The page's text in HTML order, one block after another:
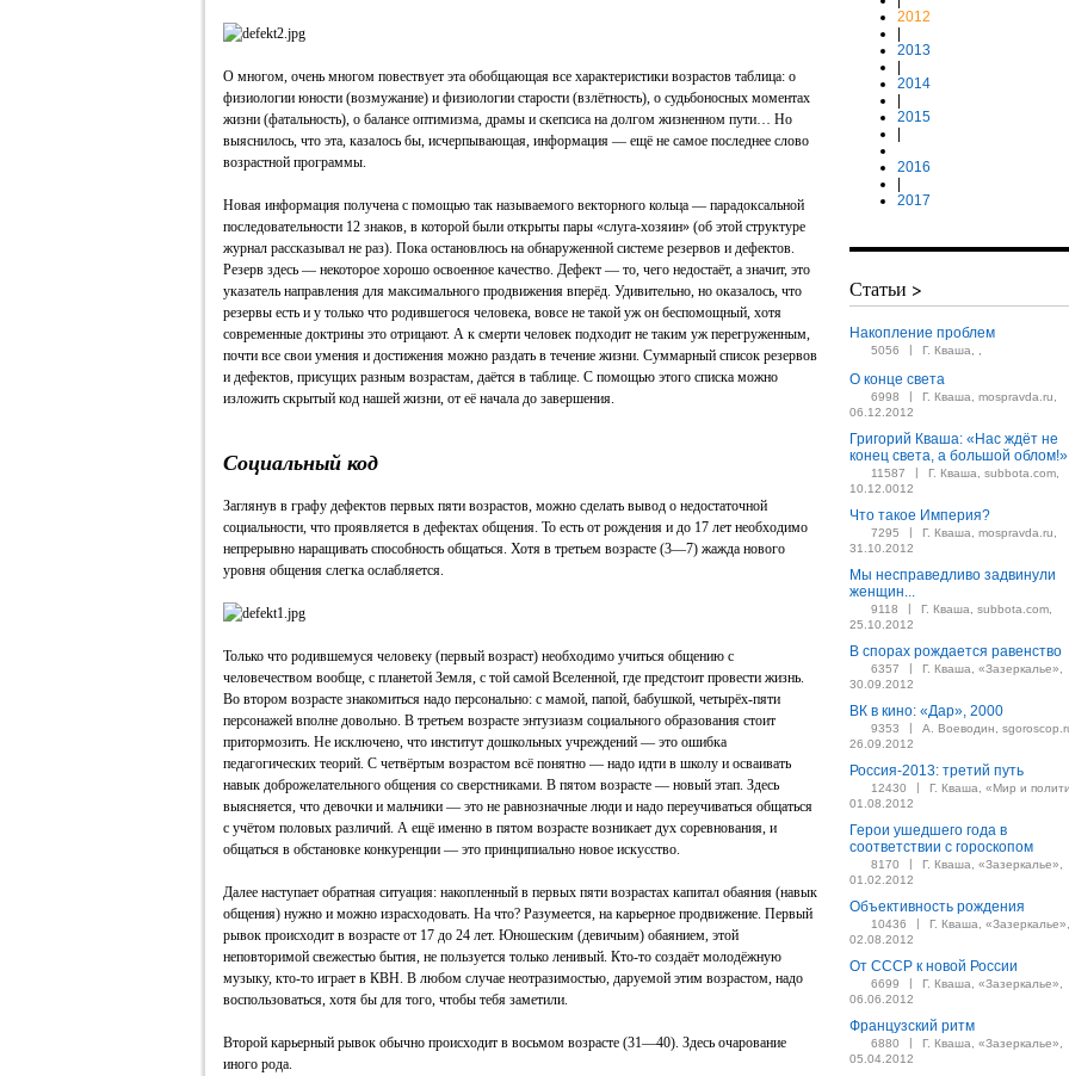
О многом, очень многом повествует эта обобщающая все характеристики возрастов таблица: о
физиологии юности (возмужание) и физиологии старости (взлётность), о судьбоносных моментах
жизни (фатальность), о балансе оптимизма, драмы и скепсиса на долгом жизненном пути… Но
выяснилось, что эта, казалось бы, исчерпывающая, информация — ещё не самое последнее слово
возрастной программы.
Новая информация получена с помощью так называемого векторного кольца — парадоксальной
последовательности 12 знаков, в которой были открыты пары «слуга-хозяин» (об этой структуре
журнал рассказывал не раз). Пока остановлюсь на обнаруженной системе резервов и дефектов.
Резерв здесь — некоторое хорошо освоенное качество. Дефект — то, чего недостаёт, а значит, это
указатель направления для максимального продвижения вперёд. Удивительно, но оказалось, что
резервы есть и у только что родившегося человека, вовсе не такой уж он беспомощный, хотя
современные доктрины это отрицают. А к смерти человек подходит не таким уж перегруженным,
почти все свои умения и достижения можно раздать в течение жизни. Суммарный список резервов
и дефектов, присущих разным возрастам, даётся в таблице. С помощью этого списка можно
изложить скрытый код нашей жизни, от её начала до завершения.
Социальный код
Заглянув в графу дефектов первых пяти возрастов, можно сделать вывод о недостаточной
социальности, что проявляется в дефектах общения. То есть от рождения и до 17 лет необходимо
непрерывно наращивать способность общаться. Хотя в третьем возрасте (3—7) жажда нового
уровня общения слегка ослабляется.
Только что родившемуся человеку (первый возраст) необходимо учиться общению с
человечеством вообще, с планетой Земля, с той самой Вселенной, где предстоит провести жизнь.
Во втором возрасте знакомиться надо персонально: с мамой, папой, бабушкой, четырёх-пяти
персонажей вполне довольно. В третьем возрасте энтузиазм социального образования стоит
притормозить. Не исключено, что институт дошкольных учреждений — это ошибка
педагогических теорий. С четвёртым возрастом всё понятно — надо идти в школу и осваивать
навык доброжелательного общения со сверстниками. В пятом возрасте — новый этап. Здесь
выясняется, что девочки и мальчики — это не равнозначные люди и надо переучиваться общаться
с учётом половых различий. А ещё именно в пятом возрасте возникает дух соревнования, и
общаться в обстановке конкуренции — это принципиально новое искусство.
Далее наступает обратная ситуация: накопленный в первых пяти возрастах капитал обаяния (навык
общения) нужно и можно израсходовать. На что? Разумеется, на карьерное продвижение. Первый
рывок происходит в возрасте от 17 до 24 лет. Юношеским (девичьим) обаянием, этой
неповторимой свежестью бытия, не пользуется только ленивый. Кто-то создаёт молодёжную
музыку, кто-то играет в КВН. В любом случае неотразимостью, даруемой этим возрастом, надо
воспользоваться, хотя бы для того, чтобы тебя заметили.
Второй карьерный рывок обычно происходит в восьмом возрасте (31—40). Здесь очарование
иного рода.
2012
2013
2014
2015
2016
2017
Статьи >
Накопление проблем
5056 | Г. Кваша, ,
О конце света
6998 |
Г. Кваша, mospravda.ru,
06.12.2012
Григорий Кваша: «Нас ждёт не
конец света, а большой облом!»
11587 |
Г. Кваша, subbota.com,
10.12.0012
Что такое Империя?
7295 |
Г. Кваша, mospravda.ru,
31.10.2012
Мы несправедливо задвинули
женщин...
9118 |
Г. Кваша, subbota.com,
25.10.2012
В спорах рождается равенство
6357 |
Г. Кваша, «Зазеркалье»,
30.09.2012
ВК в кино: «Дар», 2000
9353 |
А. Воеводин,
26.09.2012
Россия-2013: третий путь
12430 |
Г. Кваша, «Мир и
01.08.2012
Герои ушедшего года в
соответствии с гороскопом
8170 |
Г. Кваша, «Зазеркалье»,
01.02.2012
Объективность рождения
10436 |
Г. Кваша, «Зазеркалье»,
02.08.2012
От СССР к новой России
6699 |
Г. Кваша, «Зазеркалье»,
06.06.2012
Французский ритм
6880 |
Г. Кваша, «Зазеркалье»,
05.04.2012